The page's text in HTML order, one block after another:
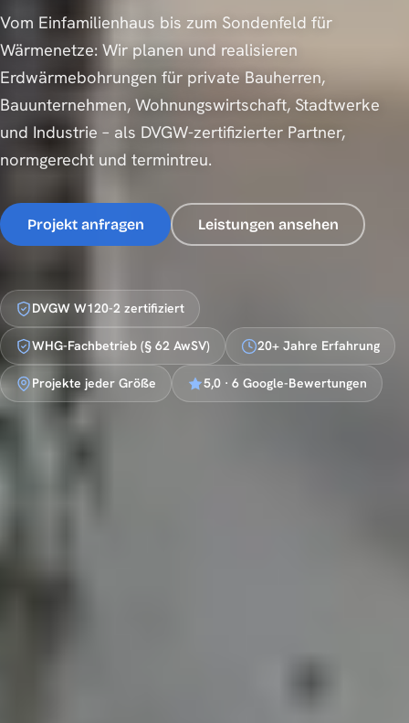
Vom Einfamilienhaus bis zum Sondenfeld für
Wärmenetze: Wir planen und realisieren
Erdwärmebohrungen für private Bauherren,
Bauunternehmen, Wohnungswirtschaft, Stadtwerke
und Industrie – als DVGW-zertifizierter Partner,
normgerecht und termintreu.
Projekt anfragen Leistungen ansehen
DVGW W120-2 zertifiziert
WHG-Fachbetrieb (§ 62 AwSV) 20+ Jahre Erfahrung
Projekte jeder Größe 5,0 · 6 Google-Bewertungen